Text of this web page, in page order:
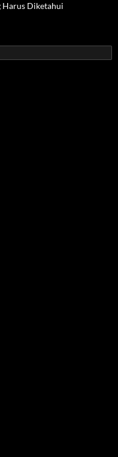
Harus Diketahui